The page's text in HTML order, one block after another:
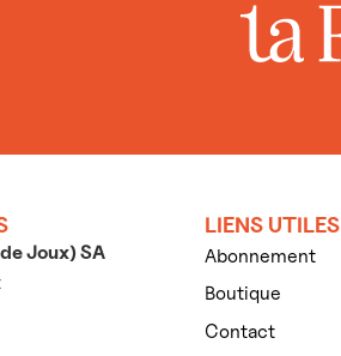
Joux) SA
LIENS UTILES
Abonnement
Boutique
Contact